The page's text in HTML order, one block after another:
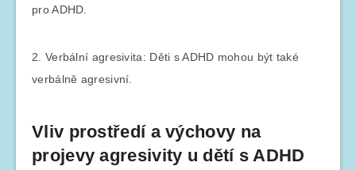
pro ADHD.
2. Verbální agresivita: Děti s ADHD mohou být také
verbálně agresivní.
Vliv prostředí a výchovy na
projevy agresivity u dětí s ADHD